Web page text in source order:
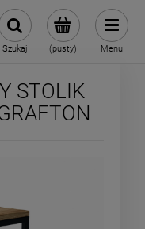
(pusty)
Szukaj Menu
STOLIK